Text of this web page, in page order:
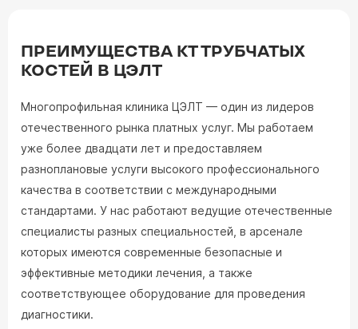
ПРЕИМУЩЕСТВА КТ ТРУБЧАТЫХ
КОСТЕЙ В ЦЭЛТ
Многопрофильная клиника ЦЭЛТ — один из лидеров
отечественного рынка платных услуг. Мы работаем
уже более двадцати лет и предоставляем
разноплановые услуги высокого профессионального
качества в соответствии с международными
стандартами. У нас работают ведущие отечественные
специалисты разных специальностей, в арсенале
которых имеются современные безопасные и
эффективные методики лечения, а также
соответствующее оборудование для проведения
диагностики.